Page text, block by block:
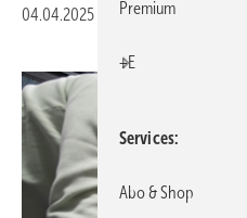
04.04.2025 Druckvorschau
Premium
+E
Services
Abo & Shop